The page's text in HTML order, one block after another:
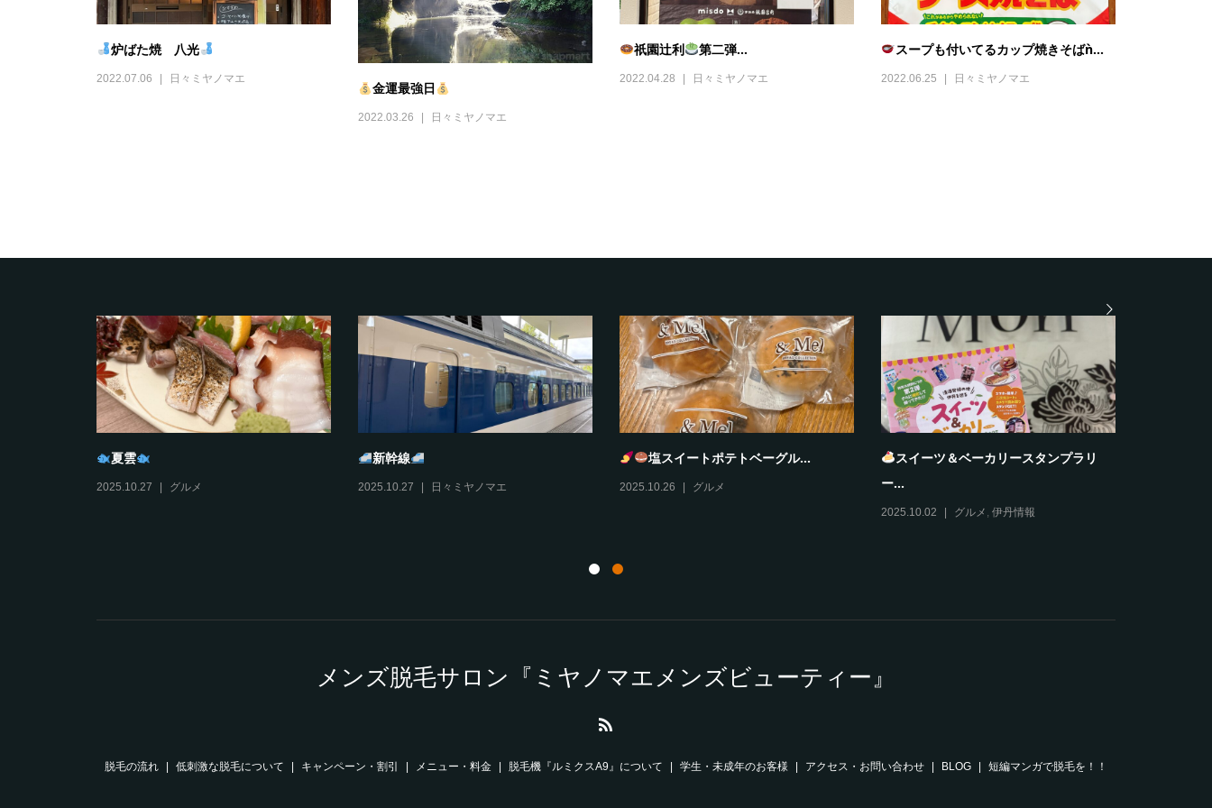
炉ばた焼 八光
2022.07.06 日々ミヤノマエ
金運最強日
2022.03.26 日々ミヤノマエ
祇園辻利 第二弾...
2022.04.28 日々ミヤノマエ
スープも付いてるカップ焼きそばǹ...
2022.06.25 日々ミヤノマエ
夏雲
2025.10.27 グルメ
新幹線
2025.10.27 日々ミヤノマエ
塩スイートポテトベーグル...
2025.10.26 グルメ
スイーツ＆ベーカリースタンプラリ
ー...
2025.10.02 グルメ , 伊丹情報
メンズ脱毛サロン『ミヤノマエメンズビューティー』
脱毛の流れ 低刺激な脱毛について キャンペーン・割引 メニュー・料金 脱毛機『ルミクスA9』について 学生・未成年のお客様 アクセス・お問い合わせ BLOG 短編マンガで脱毛を！！